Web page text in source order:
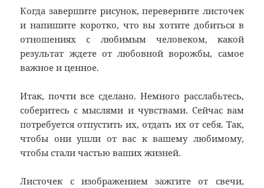
Когда завершите рисунок, переверните листочек
и напишите коротко, что вы хотите добиться в
отношениях с любимым человеком, какой
результат ждете от любовной ворожбы, самое
важное и ценное.
Итак, почти все сделано. Немного расслабьтесь,
соберитесь с мыслями и чувствами. Сейчас вам
потребуется отпустить их, отдать их от себя. Так,
чтобы они ушли от вас к вашему любимому,
чтобы стали частью ваших жизней.
Листочек с изображением зажгите от свечи,